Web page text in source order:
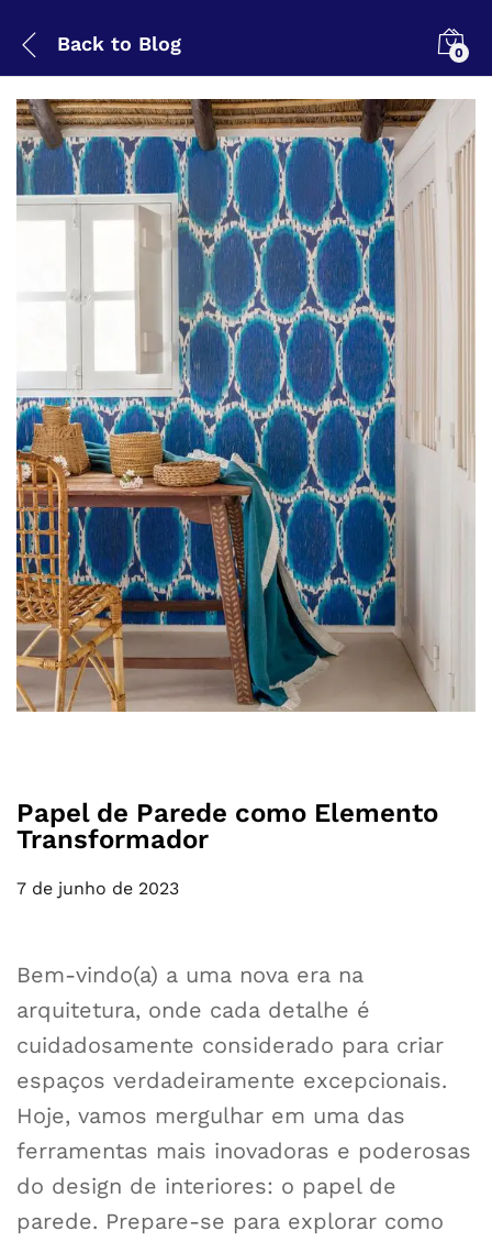
Back to Blog 0
Papel de Parede como Elemento
Transformador
7 de junho de 2023
Bem-vindo(a) a uma nova era na
arquitetura, onde cada detalhe é
cuidadosamente considerado para criar
espaços verdadeiramente excepcionais.
Hoje, vamos mergulhar em uma das
ferramentas mais inovadoras e poderosas
do design de interiores: o papel de
parede. Prepare-se para explorar como